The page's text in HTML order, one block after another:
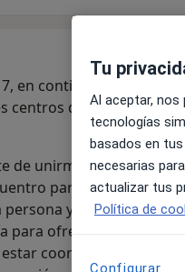
en continua formación,
centros de Málaga
de unirme al equipo de
para atenderos.
persona y combino
para ofrecer un espacio
coordinada con los
Tu
Al aceptar,
tecnologías
basados en
necesarias
actualizar tus
Política de
Configurar